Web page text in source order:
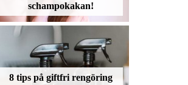
schampokakan!
8 tips på giftfri rengöring